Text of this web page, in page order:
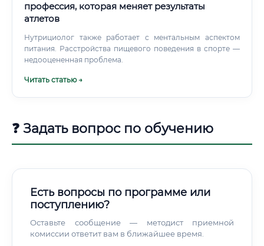
профессия, которая меняет результаты
атлетов
Нутрициолог также работает с ментальным аспектом
питания. Расстройства пищевого поведения в спорте —
недооцененная проблема.
Читать статью →
❓ Задать вопрос по обучению
Есть вопросы по программе или
поступлению?
Оставьте сообщение — методист приемной
комиссии ответит вам в ближайшее время.